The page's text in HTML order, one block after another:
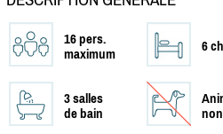
16 pers.
maximum
6
3 salles
de bain